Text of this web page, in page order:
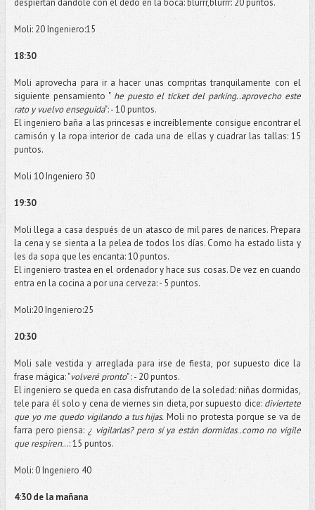
despiertan dándole con el dedo en la boca:blurrr,blurrr: 20 puntos.
Moli: 20 Ingeniero:15
18:30
Moli aprovecha para ir a hacer unascompritas tranquilamente con el
siguiente pensamiento " he puesto el ticketdel parking..aprovecho este
rato y vuelvo enseguida": - 10 puntos.
El ingeniero baña a las princesas eincreíblemente consigue encontrar el
camisón y la ropa interior de cada una de ellas y cuadrar las tallas: 15
puntos.
Moli 10 Ingeniero 30
19:30
Moli llega a casa después de un atasco de mil pares de narices. Prepara
la cena y se sienta a la pelea de todos los días. Como ha estado lista y
les da sopa que les encanta: 10 puntos.
El ingeniero trastea en el ordenador y hace sus cosas. De vez en cuando
entra en la cocina a por una cerveza: - 5 puntos.
Moli:20 Ingeniero:25
20:30
Moli sale vestida y arreglada para irse de fiesta, por supuesto dice la
frase mágica: "volveré pronto" : - 20 puntos.
El ingeniero se queda en casa disfrutando de la soledad: niñas dormidas,
tele para él solo y cena de viernes sin dieta, por supuesto dice: divíertete
que yo me quedo vigilando a tus hijas. Moli no protesta porque se va de
farra pero piensa: ¿ vigilarlas? pero sí ya están dormidas..como no vigile
que respiren...: 15 puntos.
Moli: 0 Ingeniero 40
4:30 de la mañana